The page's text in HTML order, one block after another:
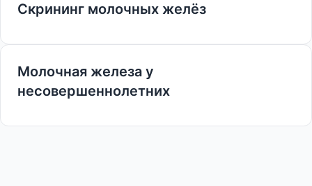
Скрининг молочных желёз
Молочная желе­за у
несовершеннолетн­их